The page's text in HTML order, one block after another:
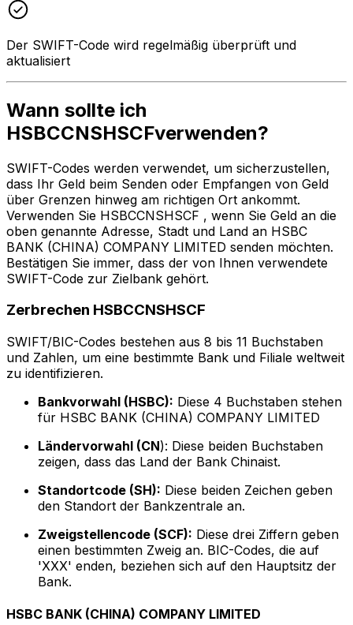
Der SWIFT-Code wird regelmäßig überprüft und
aktualisiert
Wann sollte ich
HSBCCNSHSCFverwenden?
SWIFT-Codes werden verwendet, um sicherzustellen,
dass Ihr Geld beim Senden oder Empfangen von Geld
über Grenzen hinweg am richtigen Ort ankommt.
Verwenden Sie HSBCCNSHSCF , wenn Sie Geld an die
oben genannte Adresse, Stadt und Land an HSBC
BANK (CHINA) COMPANY LIMITED senden möchten.
Bestätigen Sie immer, dass der von Ihnen verwendete
SWIFT-Code zur Zielbank gehört.
Zerbrechen HSBCCNSHSCF
SWIFT/BIC-Codes bestehen aus 8 bis 11 Buchstaben
und Zahlen, um eine bestimmte Bank und Filiale weltweit
zu identifizieren.
Bankvorwahl (HSBC): Diese 4 Buchstaben stehen
für HSBC BANK (CHINA) COMPANY LIMITED
Ländervorwahl (CN): Diese beiden Buchstaben
zeigen, dass das Land der Bank Chinaist.
Standortcode (SH): Diese beiden Zeichen geben
den Standort der Bankzentrale an.
Zweigstellencode (SCF): Diese drei Ziffern geben
einen bestimmten Zweig an. BIC-Codes, die auf
'XXX' enden, beziehen sich auf den Hauptsitz der
Bank.
HSBC BANK (CHINA) COMPANY LIMITED